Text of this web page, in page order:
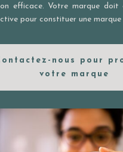
efficace. Votre marque doit
pour constituer une marque
nous pour
votre marque